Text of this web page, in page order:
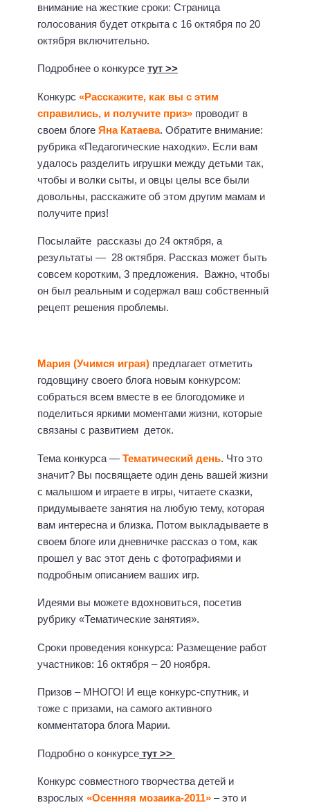
внимание на жесткие сроки: Страница
голосования будет открыта с 16 октября по 20
октября включительно.
Подробнее о конкурсе тут >>
Конкурс «Расскажите, как вы с этим
справились, и получите приз» проводит в
своем блоге Яна Катаева. Обратите внимание:
рубрика «Педагогические находки». Если вам
удалось разделить игрушки между детьми так,
чтобы и волки сыты, и овцы целы все были
довольны, расскажите об этом другим мамам и
получите приз!
Посылайте рассказы до 24 октября, а
результаты — 28 октября. Рассказ может быть
совсем коротким, 3 предложения. Важно, чтобы
он был реальным и содержал ваш собственный
рецепт решения проблемы.
Мария (Учимся играя) предлагает отметить
годовщину своего блога новым конкурсом:
собраться всем вместе в ее блогодомике и
поделиться яркими моментами жизни, которые
связаны с развитием деток.
Тема конкурса — Тематический день. Что это
значит? Вы посвящаете один день вашей жизни
с малышом и играете в игры, читаете сказки,
придумываете занятия на любую тему, которая
вам интересна и близка. Потом выкладываете в
своем блоге или дневничке рассказ о том, как
прошел у вас этот день с фотографиями и
подробным описанием ваших игр.
Идеями вы можете вдохновиться, посетив
рубрику «Тематические занятия».
Сроки проведения конкурса: Размещение работ
участников: 16 октября – 20 ноября.
Призов – МНОГО! И еще конкурс-спутник, и
тоже с призами, на самого активного
комментатора блога Марии.
Подробно о конкурсе тут >>
Конкурс совместного творчества детей и
взрослых «Осенняя мозаика-2011» – это и